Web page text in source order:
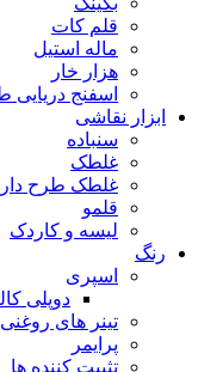
قلم کات
ماله استیل
هزار خار
اسفنج
ابزار نقاشی
سنباده
غلطک
غلطک طرح دار
قلمو
لیسه و کاردک
رنگ
اسپری
دوپلی
تینر های
پرایمر
تثبیت کننده ها